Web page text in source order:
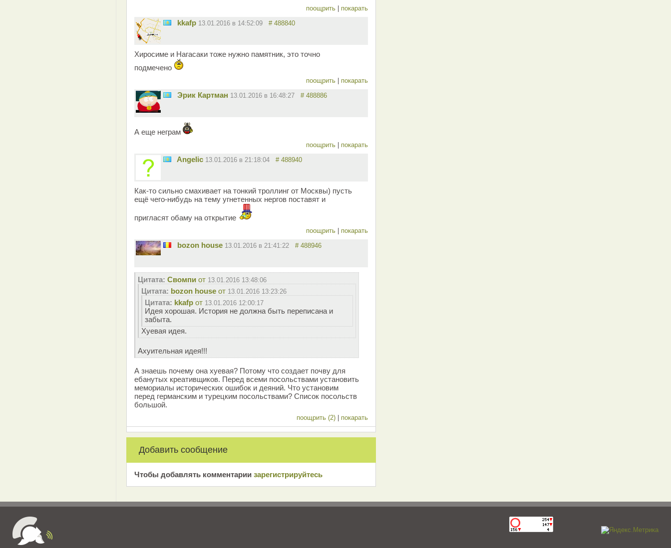
поощрить покарать
kkafp 13.01.2016 в 14:52:09 # 488840
Хиросиме и Нагасаки тоже нужно памятник, это точно
подмечено
поощрить покарать
Эрик Картман 13.01.2016 в 16:48:27 # 488886
А еще неграм
поощрить покарать
Angelic 13.01.2016 в 21:18:04 # 488940
Как-то сильно смахивает на тонкий троллинг от Москвы) пусть
ещё чего-нибудь на тему угнетенных нергов поставят и
пригласят обаму на открытие
поощрить покарать
bozon house 13.01.2016 в 21:41:22 # 488946
Цитата: Свомпи от 13.01.2016 13:48:06
Цитата: bozon house от 13.01.2016 13:23:26
Цитата: kkafp от 13.01.2016 12:00:17
Идея хорошая. История не должна быть переписана и
забыта.
Хуевая идея.
Ахуительная идея!!!
А знаешь почему она хуевая? Потому что создает почву для
ебанутых креативщиков. Перед всеми посольствами установить
мемориалы исторических ошибок и деяний. Что установим
перед германским и турецким посольствами? Список посольств
большой.
поощрить (2) покарать
Добавить сообщение
Чтобы добавлять комментарии зарeгиcтрирyйтeсь